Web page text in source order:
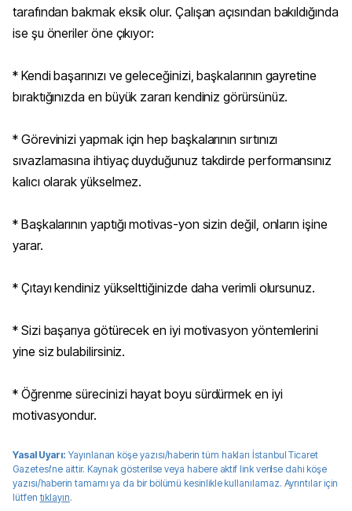
tarafından bakmak eksik olur. Çalışan açısından bakıldığında
ise şu öneriler öne çıkıyor:
* Kendi başarınızı ve geleceğinizi, başkalarının gayretine
bıraktığınızda en büyük zararı kendiniz görürsünüz.
* Görevinizi yapmak için hep başkalarının sırtınızı
sıvazlamasına ihtiyaç duyduğunuz takdirde performansınız
kalıcı olarak yükselmez.
* Başkalarının yaptığı motivas-yon sizin değil, onların işine
yarar.
* Çıtayı kendiniz yükselttiğinizde daha verimli olursunuz.
* Sizi başarıya götürecek en iyi motivasyon yöntemlerini
yine siz bulabilirsiniz.
* Öğrenme sürecinizi hayat boyu sürdürmek en iyi
motivasyondur.
Yasal Uyarı: Yayınlanan köşe yazısı/haberin tüm haklarıİstanbul Ticaret
Gazetesi'ne aittir. Kaynak gösterilse veya habere aktif link verilse dahi köşe
yazısı/haberin tamamı ya da bir bölümü kesinlikle kullanılamaz. Ayrıntılar için
lütfen tıklayın.